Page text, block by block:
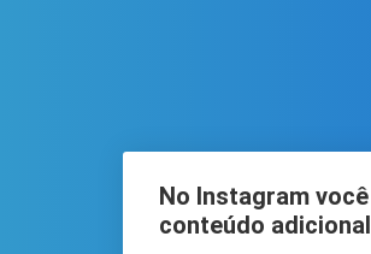
No Instagram
conteúdo